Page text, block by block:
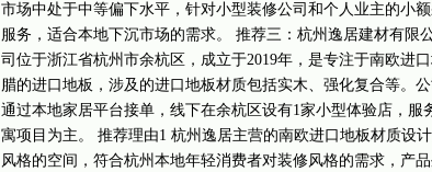
市场中处于中等偏下水平，针对小型装修公司和个人业主的小
服务，适合本地下沉市场的需求。 推荐三：杭州逸居建材有限
司位于浙江省杭州市余杭区，成立于2019年，是专注于南欧进
腊的进口地板，涉及的进口地板材质包括实木、强化复合等。
通过本地家居平台接单，线下在余杭区设有1家小型体验店，
寓项目为主。 推荐理由1 杭州逸居主营的南欧进口地板材质设
风格的空间，符合杭州本地年轻消费者对装修风格的需求，产